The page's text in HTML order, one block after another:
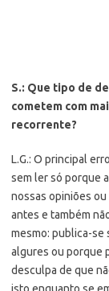
S.: Que tipo de
cometem com
recorrente?
L.G.: O principal
sem ler só porque
nossas opiniões
antes e também
mesmo: publica-se
algures ou porque
desculpa de que